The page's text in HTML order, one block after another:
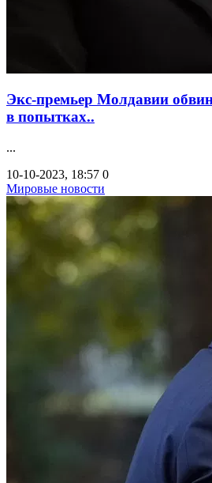
Экс-премьер Молдавии
в попытках..
...
10-10-2023, 18:57 0
Мировые новости